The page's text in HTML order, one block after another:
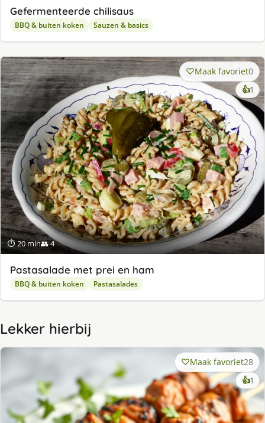
Gefermenteerde chilisaus
BBQ & buiten koken Sauzen & basics
⏱ 20 min👥 4
Maak favoriet0
👍1
Pastasalade met prei en ham
BBQ & buiten koken Pastasalades
Lekker hierbij
Maak favoriet28
👍1